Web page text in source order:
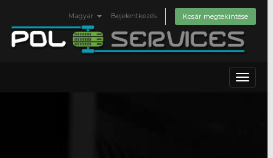
Magyar Bejelentkezés Kosár megtekintése
Toggle